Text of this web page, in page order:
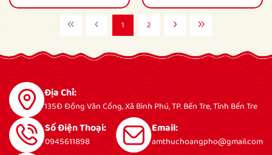
1 2
Địa Chỉ:
135Đ Đồng Văn Cống, Xã Bình Phú, TP. Bến Tre, Tỉnh Bến Tre
Số Điện Thoại:
0945611898
Email:
amthuchoangpho@gmail.com